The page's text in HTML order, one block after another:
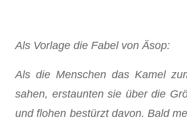
Als Vorlage die Fabel von Äsop:
Als die Menschen das Kamel
sahen, erstaunten sie über die
und flohen bestürzt davon. Bald